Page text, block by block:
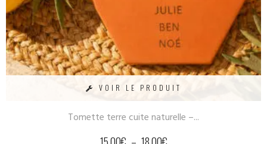
VOIR LE PRODUIT
Tomette terre cuite naturelle –...